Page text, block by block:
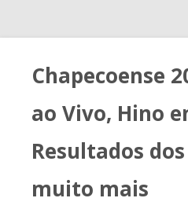
Chapecoense
ao Vivo, Hino
Resultados dos
muito mais